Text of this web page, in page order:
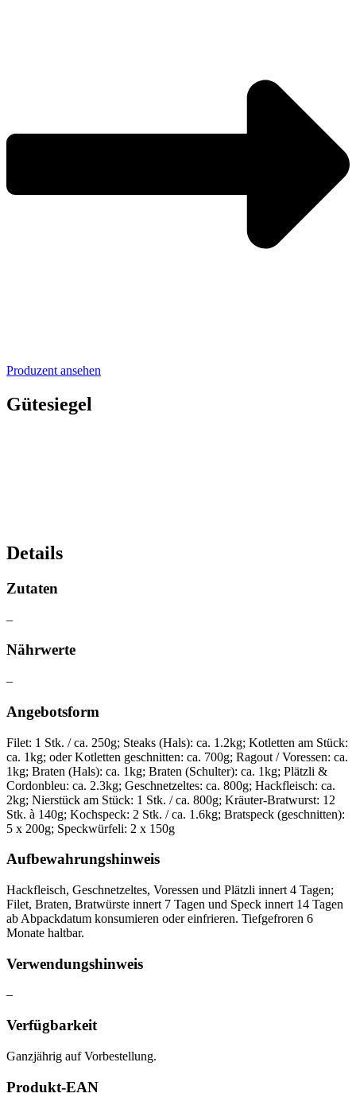
Produzent ansehen
Gütesiegel
Details
Zutaten
–
Nährwerte
–
Angebotsform
Filet: 1 Stk. / ca. 250g; Steaks (Hals): ca. 1.2kg; Kotletten am Stück:
ca. 1kg; oder Kotletten geschnitten: ca. 700g; Ragout / Voressen: ca.
1kg; Braten (Hals): ca. 1kg; Braten (Schulter): ca. 1kg; Plätzli &
Cordonbleu: ca. 2.3kg; Geschnetzeltes: ca. 800g; Hackfleisch: ca.
2kg; Nierstück am Stück: 1 Stk. / ca. 800g; Kräuter-Bratwurst: 12
Stk. à 140g; Kochspeck: 2 Stk. / ca. 1.6kg; Bratspeck (geschnitten):
5 x 200g; Speckwürfeli: 2 x 150g
Aufbewahrungshinweis
Hackfleisch, Geschnetzeltes, Voressen und Plätzli innert 4 Tagen;
Filet, Braten, Bratwürste innert 7 Tagen und Speck innert 14 Tagen
ab Abpackdatum konsumieren oder einfrieren. Tiefgefroren 6
Monate haltbar.
Verwendungshinweis
–
Verfügbarkeit
Ganzjährig auf Vorbestellung.
Produkt-EAN